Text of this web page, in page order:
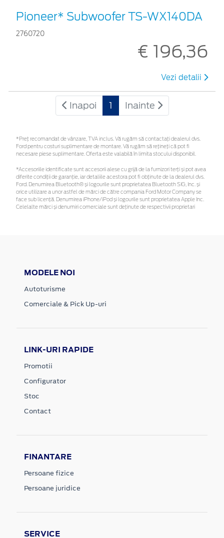
Pioneer* Subwoofer TS-WX140DA
2760720
€ 196,36
Vezi detalii
Inapoi 1 Inainte
*Preţ recomandat de vânzare, TVA inclus. Vă rugăm să contactaţi dealerul dvs.
Ford pentru costuri suplimentare de montare. Vă rugăm să rețineți că pot fi
necesare piese suplimentare. Oferta este valabilă în limita stocului disponibil.
*Accesoriile identificate sunt accesorii alese cu grijă de la furnizori terți și pot avea
diferite condiții de garanție, iar detaliile acestora pot fi obținute de la dealerul dvs.
Ford. Denumirea Bluetooth® și logourile sunt proprietatea Bluetooth SIG, Inc. și
orice utilizare a unor astfel de mărci de către compania Ford Motor Company se
face sub licență. Denumirea iPhone/iPod și logourile sunt proprietatea Apple Inc.
Celelalte mărci și denumiri comerciale sunt deținute de respectivii proprietari
MODELE NOI
Autoturisme
Comerciale & Pick Up-uri
LINK-URI RAPIDE
Promotii
Configurator
Stoc
Contact
FINANTARE
Persoane fizice
Persoane juridice
SERVICE